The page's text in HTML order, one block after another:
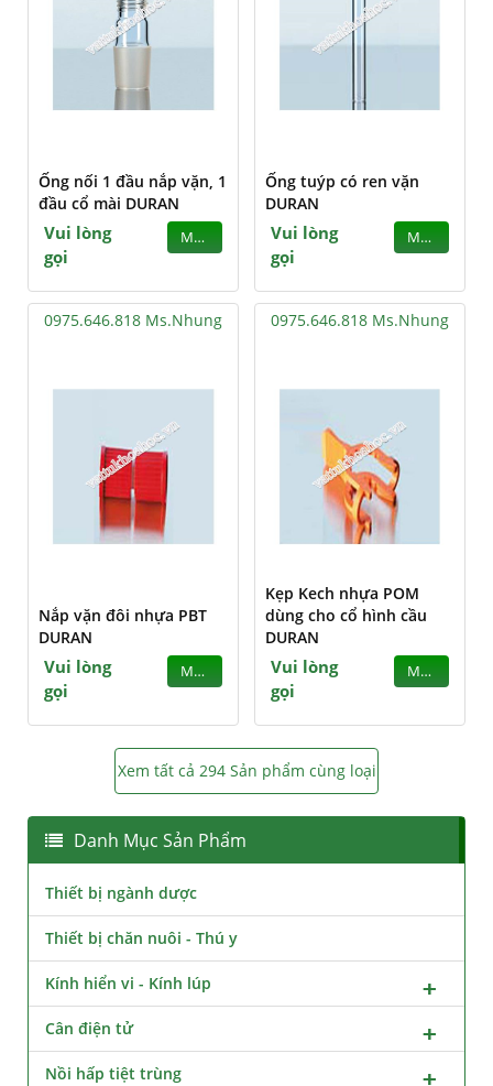
Ống nối 1 đầu nắp vặn, 1
đầu cổ mài DURAN
Vui lòng
gọi
MUA
Ống tuýp có ren vặn
DURAN
Vui lòng
gọi
MUA
0975.646.818 Ms.Nhung
Nắp vặn đôi nhựa PBT
DURAN
Vui lòng
gọi
MUA
0975.646.818 Ms.Nhung
Kẹp Kech nhựa POM
dùng cho cổ hình cầu
DURAN
Vui lòng
gọi
MUA
Xem tất cả 294 Sản phẩm cùng loại
Danh Mục Sản Phẩm
Thiết bị ngành dược
Thiết bị chăn nuôi - Thú y
Kính hiển vi - Kính lúp
Cân điện tử
Nồi hấp tiệt trùng